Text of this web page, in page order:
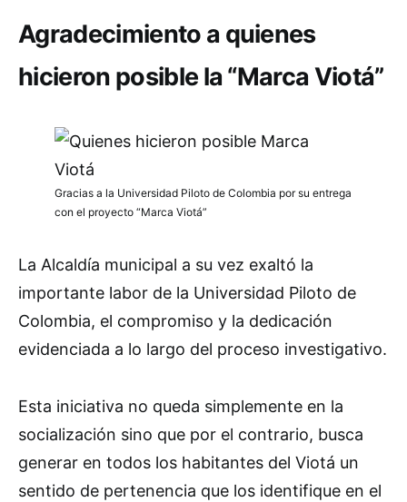
Agradecimiento a quienes
hicieron posible la “Marca Viotá”
Gracias a la Universidad Piloto de Colombia por su entrega
con el proyecto “Marca Viotá”
La Alcaldía municipal a su vez exaltó la
importante labor de la Universidad Piloto de
Colombia, el compromiso y la dedicación
evidenciada a lo largo del proceso investigativo.
Esta iniciativa no queda simplemente en la
socialización sino que por el contrario, busca
generar en todos los habitantes del Viotá un
sentido de pertenencia que los identifique en el